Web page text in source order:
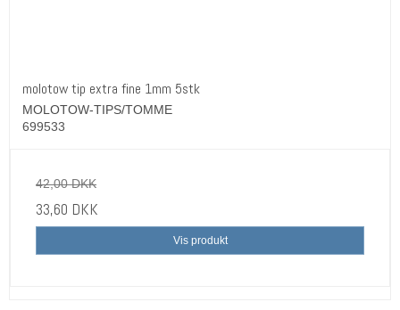
molotow tip extra fine 1mm 5stk
MOLOTOW-TIPS/TOMME
699533
42,00 DKK
33,60 DKK
Vis produkt